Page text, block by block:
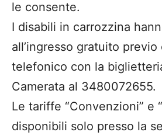
le consente.
I disabili in carrozzina
all’ingresso gratuito
telefonico con la
Camerata al 3480072655.
Le tariffe “Convenzioni” e
disponibili solo presso la